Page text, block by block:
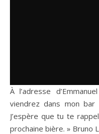
À l’adresse
viendrez dans mon
J’espère que tu te
prochaine bière. » Bruno